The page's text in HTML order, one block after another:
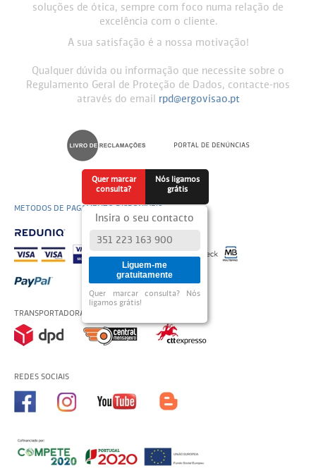
soluções de ótica, sempre com foco numa relação de
excelência com o cliente.
A sua satisfação é a nossa motivação!
Qualquer dúvida ou informação que necessite sobre o
Regulamento Geral de Proteção de Dados, contacte-nos
através do email
rpd@ergovisao.pt
METODOS DE PAGAMENTO DISPONÍVEIS
TRANSPORTADORAS USADAS
REDES SOCIAIS
Quer marcar
consulta?
Nós ligamos
grátis
Insira o seu contacto
Liguem-me
gratuitamente
Quer marcar consulta? Nós
ligamos grátis!